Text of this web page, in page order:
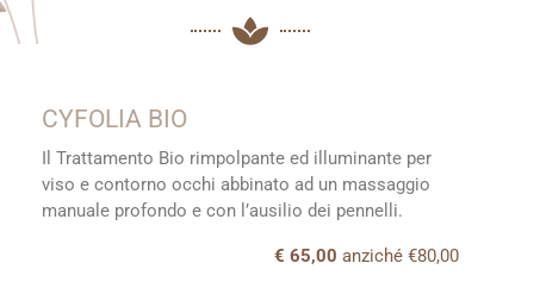
CYFOLIA BIO
Il Trattamento Bio rimpolpante ed illuminante per
viso e contorno occhi abbinato ad un massaggio
manuale profondo e con l’ausilio dei pennelli.
€ 65,00 anziché €80,00